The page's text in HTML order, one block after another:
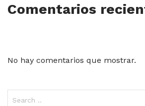
Comentarios
No hay comentarios que mostrar.